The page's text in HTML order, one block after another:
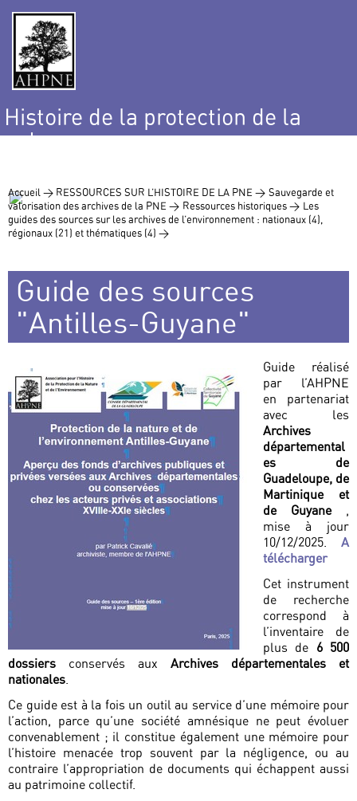
Histoire de la protection de la
nature
Accueil > RESSOURCES SUR L’HISTOIRE DE LA PNE > Sauvegarde et
valorisation des archives de la PNE > Ressources historiques > Les
guides des sources sur les archives de l’environnement : nationaux (4),
régionaux (21) et thématiques (4) >
Guide des sources
"Antilles-Guyane"
Guide réalisé
par l’AHPNE
en partenariat
avec les
Archives
départemental
es de
Guadeloupe, de
Martinique et
de Guyane,
mise à jour
10/12/2025. A
télécharger
Cet instrument
de recherche
correspond à
l’inventaire de
plus de 6 500
dossiers conservés aux Archives départementales et
nationales.
Ce guide est à la fois un outil au service d’une mémoire pour
l’action, parce qu’une société amnésique ne peut évoluer
convenablement ; il constitue également une mémoire pour
l’histoire menacée trop souvent par la négligence, ou au
contraire l’appropriation de documents qui échappent aussi
au patrimoine collectif.